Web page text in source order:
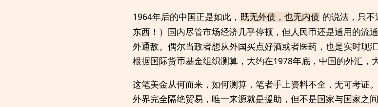
1964年后的中国正是如此， 既无外债，也无内债 的说法，只
东西！）国内尽管市场经济几乎停顿，但人民币还是通用的流
外通敌。偶尔当政者想从外国买点好酒或者医药，也是实时现
根据国际货币基金组织测算，大约在1978年底，中国的外汇，
这笔美金从何而来，如何测算，笔者手上资料不全，无可考证
外界完全隔绝贸易，唯一来源就是援助，但不是国家与国家之